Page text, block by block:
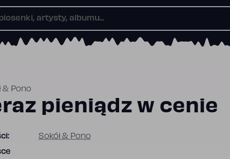
& Pono
pieniądz w cenie
Sokół & Pono